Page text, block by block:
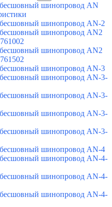
шинопровод AN
шинопровод AN-2
шинопровод AN2
шинопровод AN2
шинопровод AN-3
шинопровод AN-3-
шинопровод AN-3-
шинопровод AN-3-
шинопровод AN-3-
шинопровод AN-4
шинопровод AN-4-
шинопровод AN-4-
шинопровод AN-4-